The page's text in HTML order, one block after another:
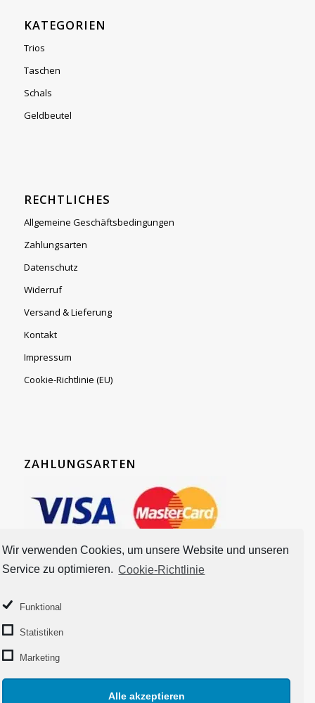
Wir verwenden Cookies, um unsere Website und unseren
Service zu optimieren. Cookie-Richtlinie
Funktional
Statistiken
Marketing
Alle akzeptieren
KATEGORIEN
Trios
Taschen
Schals
Geldbeutel
RECHTLICHES
Allgemeine Geschäftsbedingungen
Zahlungsarten
Datenschutz
Widerruf
Versand & Lieferung
Kontakt
Impressum
Cookie-Richtlinie (EU)
ZAHLUNGSARTEN